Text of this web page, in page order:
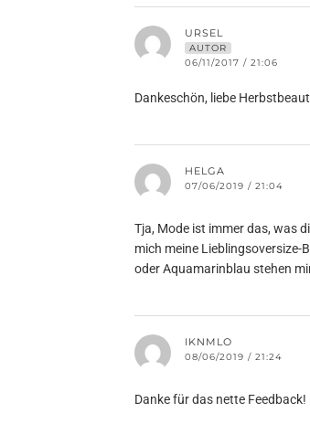
URSEL
AUTOR
06/11/2017 / 21:06
Dankeschön, liebe
HELGA
07/06/2019 / 21:04
Tja, Mode ist immer das, was
mich meine Lieblingsoversize-
oder Aquamarinblau stehen
IKNMLO
08/06/2019 / 21:24
Danke für das nette Feedback!